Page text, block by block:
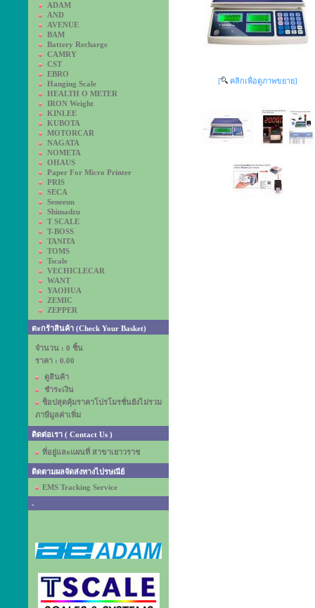
ADAM
AND
AVENUE
BAM
Battery Recharge
CAMRY
CST
EBRO
Hanging Scale
HEALTH O METER
IRON Weight
KINLEE
KUBOTA
MOTORCAR
NAGATA
NOMETA
OHAUS
Paper For Micro Printer
PRIS
SECA
Seneeun
Shimadzu
T SCALE
T-BOSS
TANITA
TOMS
Tscale
VECHICLECAR
WANT
YAOHUA
ZEMIC
ZEPPER
ตะกร้าสินค้า (Check Your Basket)
จำนวน : 0 ชิ้น
ราคา : 0.00
ดูสินค้า
ชำระเงิน
ช็อปสุดคุ้มราคาโปรโมรชั่นยังไม่รวม
ภาษีมูลค่าเพิ่ม
ติดต่อเรา ( Contact Us )
ที่อยู่และแผนที่ สาขาเยาวราช
ติดตามผลจัดส่งทางไปรษณีย์
EMS Tracking Service
-
[ คลิกเพื่อดูภาพขยาย]